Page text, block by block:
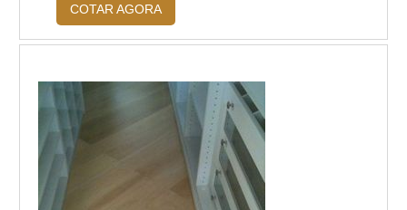
local por vários dias após o lixamento do piso o
pode resultar um acabamento irregular, sem vida
serviço devido aos carocinhos formado pelo
pó.RAS...
COTAR AGORA